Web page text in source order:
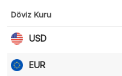
Döviz Kuru
USD
EUR